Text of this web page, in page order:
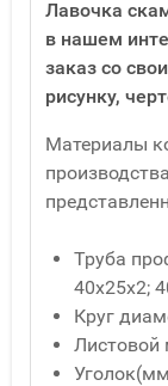
Лавочка
в нашем
заказ со
рисунку,
Материалы
Труба
40x25x2;
Круг
Листовой